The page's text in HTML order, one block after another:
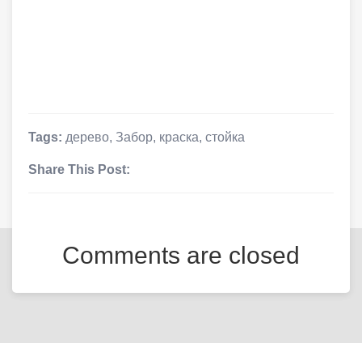
Tags: дерево, Забор, краска, стойка
Share This Post:
Comments are closed